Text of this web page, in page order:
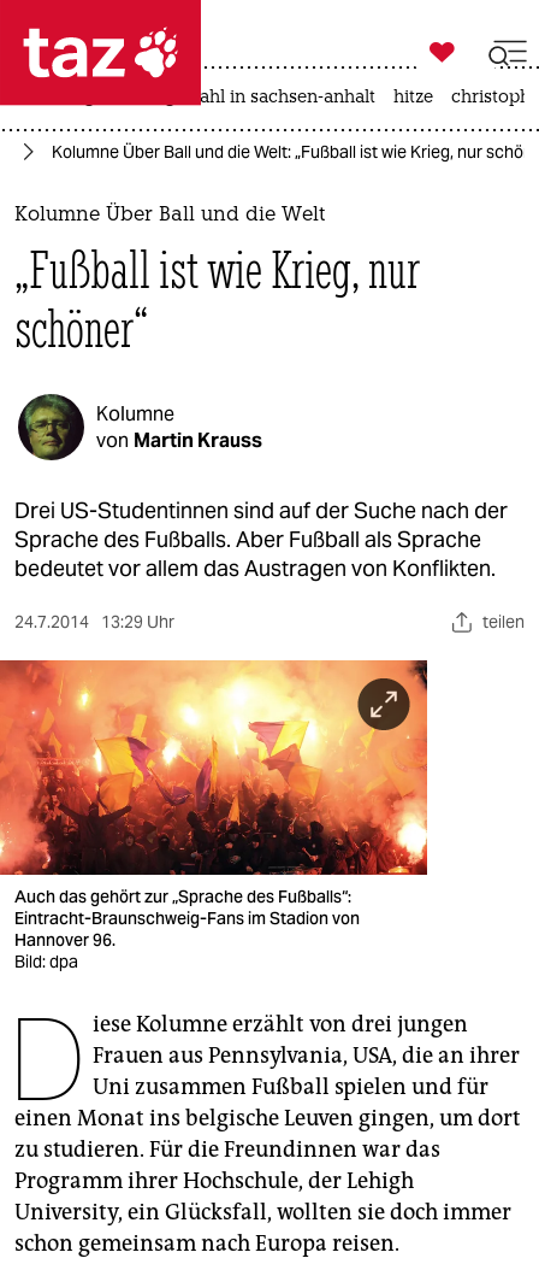
 taz zahl ich
taz zahl ich
themen
politik
öko
kultur
berlin
verlag
verlag
veranstaltungen
shop
fragen & hilfe
unterstützen
genossenschaft
epaper login

taz zahl ich
landtagswahl in sachsen-anhalt hitze
Kolumne Über Ball und die Welt: „Fußball ist wie Krieg, nur
Kolumne Über Ball und die Welt
„Fußball ist wie Krieg, nur
schöner“
Kolumne
von Martin Krauss
Drei US-Studentinnen sind auf der Suche nach der
Sprache des Fußballs. Aber Fußball als Sprache
bedeutet vor allem das Austragen von Konflikten.
24.7.2014 13:29 Uhr teilen
Auch das gehört zur „Sprache des Fußballs“:
Eintracht-Braunschweig-Fans im Stadion von
Hannover 96.
Bild: dpa
D iese Kolumne erzählt von drei jungen
Frauen aus Pennsylvania, USA, die an ihrer
Uni zusammen Fußball spielen und für
einen Monat ins belgische Leuven gingen, um dort
zu studieren. Für die Freundinnen war das
Programm ihrer Hochschule, der Lehigh
University, ein Glücksfall, wollten sie doch immer
schon gemeinsam nach Europa reisen.